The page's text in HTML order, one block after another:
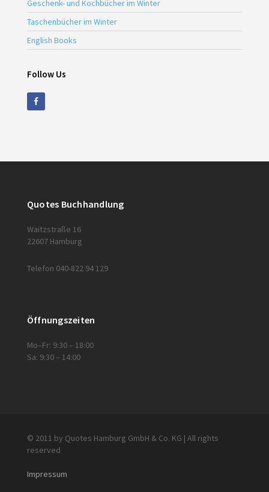
Geschenk- und Kochbücher im Winter
Taschenbücher im Winter
English Books
Follow Us
Quotes Buchhandlung
Waitzstraße 16
22607 Hamburg
Telefon 040-822 94 129
Öffnungszeiten
Mo–Fr: 9:30 – 18:00
Sa: 9:30 – 14:00
© 2011 by Quotes Hamburg GmbH & Co. KG | All rights
reserved
Impressum